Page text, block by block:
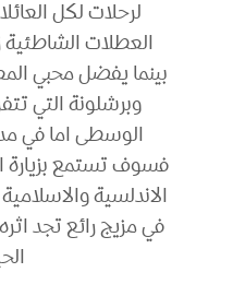
لرحلات لكل
العطلات الشاطئية
بينما يفضل محبي
وبرشلونة التي
الوسطى اما في
فسوف تستمع بزيارة
الاندلسية
في مزيج رائع تجد